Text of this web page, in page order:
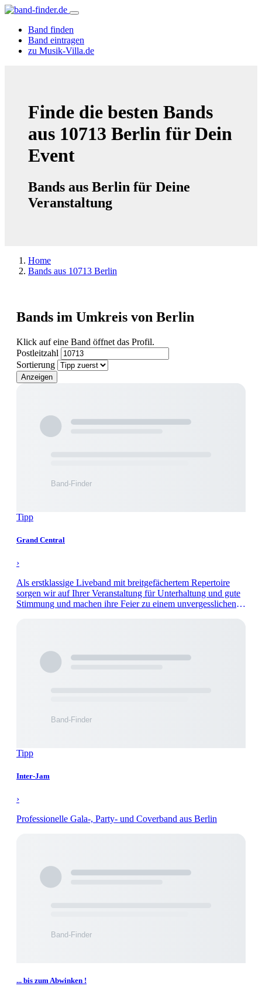
Band finden
Band eintragen
zu Musik-Villa.de
Finde die besten Bands
aus 10713 Berlin für Dein
Event
Bands aus Berlin für Deine
Veranstaltung
Home
Bands aus 10713 Berlin
Bands im Umkreis von Berlin
Klick auf eine Band öffnet das Profil.
Postleitzahl
Sortierung
Anzeigen
Tipp
Grand Central
›
Als erstklassige Liveband mit breitgefächertem Repertoire
sorgen wir auf Ihrer Veranstaltung für Unterhaltung und gute
Stimmung und machen ihre Feier zu einem unvergesslichen
Tipp
Inter-Jam
›
Professionelle Gala-, Party- und Coverband aus Berlin
... bis zum Abwinken !